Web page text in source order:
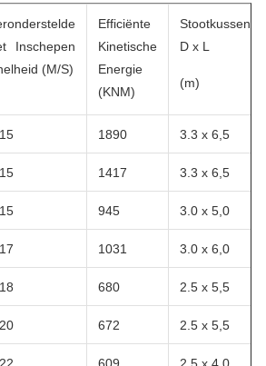
Inschepen
(M/S)
Efficiënte
Kinetische
Energie
(KNM)
D x L
(m)
1890 3.3 x 6,5
1417 3.3 x 6,5
945 3.0 x 5,0
1031 3.0 x 6,0
680 2.5 x 5,5
672 2.5 x 5,5
609 2.5 x 4,0